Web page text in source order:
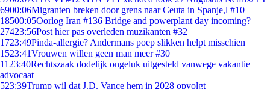
6900:06Migranten breken door grens naar Ceuta in Spanje,l #10
18500:05Oorlog Iran #136 Bridge and powerplant day incoming?
27423:56Post hier pas overleden muzikanten #32
1723:49Pinda-allergie? Andermans poep slikken helpt misschien
1523:41Vrouwen willen geen man meer #30
11 23:40Rechtszaak dodelijk ongeluk uitgesteld vanwege vakantie
advocaat
523:39Trump wil dat J.D. Vance hem in 2028 opvolgt